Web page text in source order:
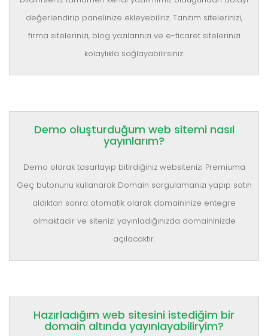
değerlendirip panelinize ekleyebiliriz. Tanıtım sitelerinizi,
firma sitelerinizi, blog yazılarınızı ve e-ticaret sitelerinizi
kolaylıkla sağlayabilirsiniz.
Demo oluşturduğum web sitemi nasıl
yayınlarım?
Demo olarak tasarlayıp bitirdiğiniz websitenizi Premiuma
Geç butonunu kullanarak Domain sorgulamanızı yapıp satın
aldıktan sonra otomatik olarak domaininize entegre
olmaktadır ve sitenizi yayınladığınızda domaininizde
açılacaktır.
Hazırladığım web sitesini istediğim bir
domain altında yayınlayabiliryim?